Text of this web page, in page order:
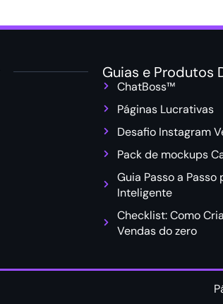
Guias e Produtos
ChatBoss™
Páginas Lucrativas
Desafio Instagram
Pack de mockups
Guia Passo a
Inteligente
Checklist: Como
Vendas do zero